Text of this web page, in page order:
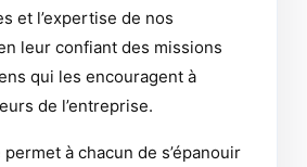
et l’expertise de nos
leur confiant des missions
qui les encouragent à
de l’entreprise.
à chacun de s’épanouir